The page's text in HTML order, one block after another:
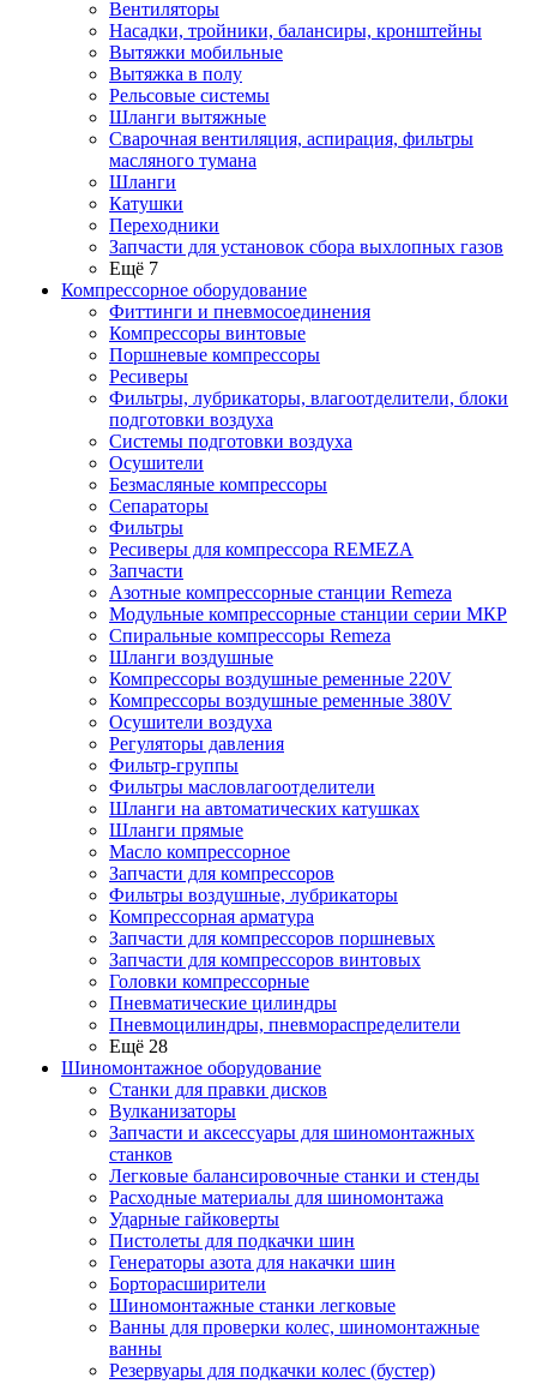
Вентиляторы
Насадки, тройники, балансиры, кронштейны
Вытяжки мобильные
Вытяжка в полу
Рельсовые системы
Шланги вытяжные
Сварочная вентиляция, аспирация, фильтры
масляного тумана
Шланги
Катушки
Переходники
Запчасти для установок сбора выхлопных газов
Ещё 7
Компрессорное оборудование
Фиттинги и пневмосоединения
Компрессоры винтовые
Поршневые компрессоры
Ресиверы
Фильтры, лубрикаторы, влагоотделители, блоки
подготовки воздуха
Системы подготовки воздуха
Осушители
Безмасляные компрессоры
Сепараторы
Фильтры
Ресиверы для компрессора REMEZA
Запчасти
Азотные компрессорные станции Remeza
Модульные компрессорные станции серии МКР
Спиральные компрессоры Remeza
Шланги воздушные
Компрессоры воздушные ременные 220V
Компрессоры воздушные ременные 380V
Осушители воздуха
Регуляторы давления
Фильтр-группы
Фильтры масловлагоотделители
Шланги на автоматических катушках
Шланги прямые
Масло компрессорное
Запчасти для компрессоров
Фильтры воздушные, лубрикаторы
Компрессорная арматура
Запчасти для компрессоров поршневых
Запчасти для компрессоров винтовых
Головки компрессорные
Пневматические цилиндры
Пневмоцилиндры, пневмораспределители
Ещё 28
Шиномонтажное оборудование
Станки для правки дисков
Вулканизаторы
Запчасти и аксессуары для шиномонтажных
станков
Легковые балансировочные станки и стенды
Расходные материалы для шиномонтажа
Ударные гайковерты
Пистолеты для подкачки шин
Генераторы азота для накачки шин
Борторасширители
Шиномонтажные станки легковые
Ванны для проверки колес, шиномонтажные
ванны
Резервуары для подкачки колес (бустер)